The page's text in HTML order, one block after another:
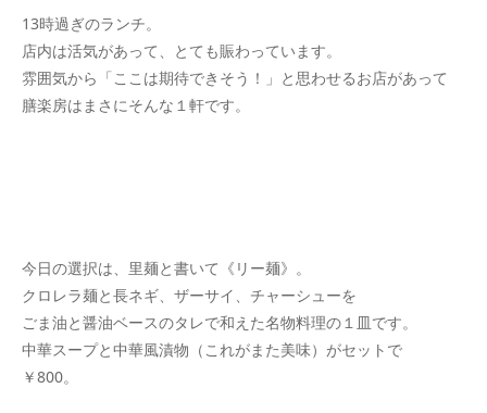
13時過ぎのランチ。
店内は活気があって、とても賑わっています。
雰囲気から「ここは期待できそう！」と思わせるお店があって
膳楽房はまさにそんな１軒です。
今日の選択は、里麺と書いて《リー麺》。
クロレラ麺と長ネギ、ザーサイ、チャーシューを
ごま油と醤油ベースのタレで和えた名物料理の１皿です。
中華スープと中華風漬物（これがまた美味）がセットで
￥800。